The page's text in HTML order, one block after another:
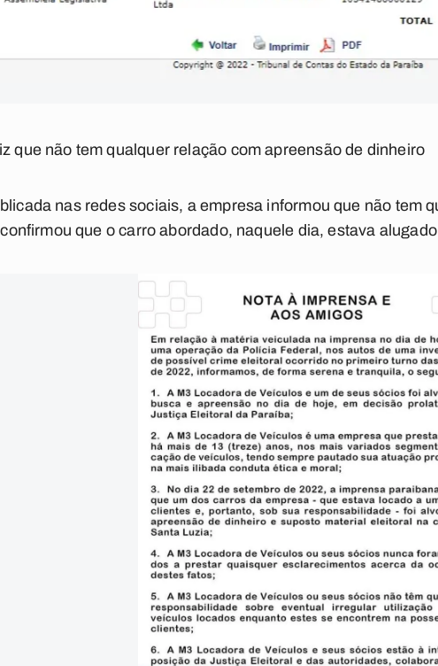
que não tem qualquer relação com apreensão de dinheiro
nas redes sociais, a empresa informou que não tem
que o carro abordado, naquele dia, estava